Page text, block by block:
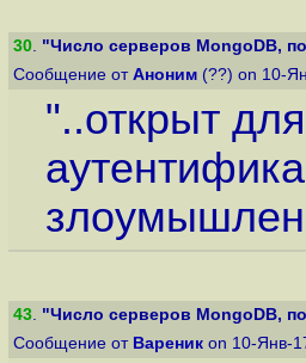
30. "Число серверов MongoDB,
Сообщение от Аноним (??) on 10-
"..открыт
43. "Число серверов MongoDB,
Сообщение от Вареник on 10-Янв-